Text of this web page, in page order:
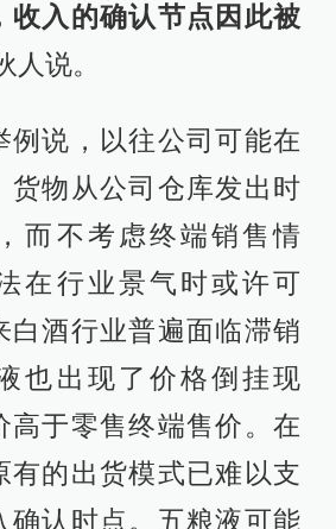
收入的确认节点因此被
人说。
例说，以往公司可能在
货物从公司仓库发出时
而不考虑终端销售情
在行业景气时或许可
白酒行业普遍面临滞销
也出现了价格倒挂现
高于零售终端售价。在
有的出货模式已难以支
确认时点。五粮液可能